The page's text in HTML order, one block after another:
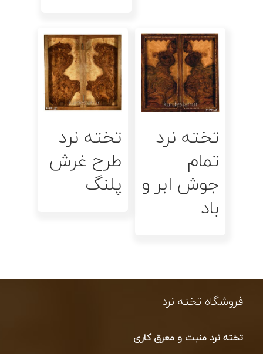
تخته نرد
تمام
جوش ابر و
باد
تخته نرد
طرح غرش
پلنگ
فروشگاه تخته نرد
تخته نرد منبت و معرق کاری